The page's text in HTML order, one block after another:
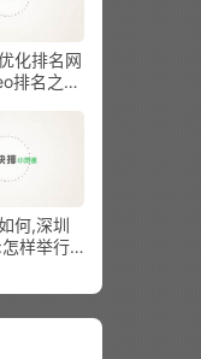
化排名网
排名之站
何,深圳
样举行